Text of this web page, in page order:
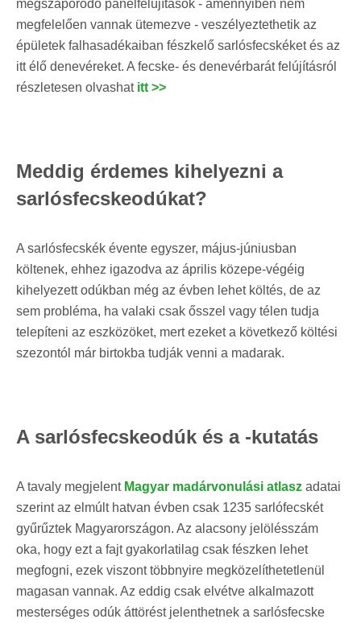
megszaporodó panelfelújítások - amennyiben nem
megfelelően vannak ütemezve - veszélyeztethetik az
épületek falhasadékaiban fészkelő sarlósfecskéket és az
itt élő denevéreket. A fecske- és denevérbarát felújításról
részletesen olvashat itt >>
Meddig érdemes kihelyezni a
sarlósfecskeodúkat?
A sarlósfecskék évente egyszer, május-júniusban
költenek, ehhez igazodva az április közepe-végéig
kihelyezett odúkban még az évben lehet költés, de az
sem probléma, ha valaki csak ősszel vagy télen tudja
telepíteni az eszközöket, mert ezeket a következő költési
szezontól már birtokba tudják venni a madarak.
A sarlósfecskeodúk és a -kutatás
A tavaly megjelent Magyar madárvonulási atlasz adatai
szerint az elmúlt hatvan évben csak 1235 sarlófecskét
gyűrűztek Magyarországon. Az alacsony jelölésszám
oka, hogy ezt a fajt gyakorlatilag csak fészken lehet
megfogni, ezek viszont többnyire megközelíthetetlenül
magasan vannak. Az eddig csak elvétve alkalmazott
mesterséges odúk áttörést jelenthetnek a sarlósfecske